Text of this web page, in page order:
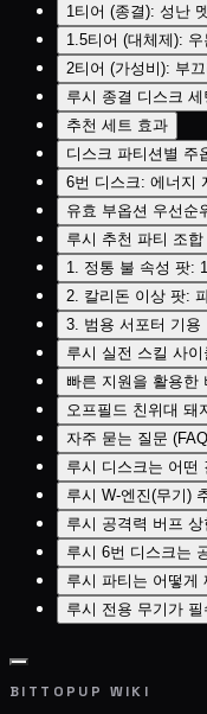
1티어 (종결): 성난
1.5티어 (대체제):
2티어 (가성비): 부
루시 종결 디스크 세
추천 세트 효과
디스크 파티션별 주
6번 디스크: 에너지
유효 부옵션 우선순
루시 추천 파티 조
1. 정통 불 속성 팟:
2. 칼리돈 이상 팟:
3. 범용 서포터 기용
루시 실전 스킬 사
빠른 지원을 활용한
오프필드 친위대 돼
자주 묻는 질문
루시 디스크는 어떤
루시 W-엔진(무기)
루시 공격력 버프 상
루시 6번 디스크는
루시 파티는 어떻게
루시 전용 무기가
BITTOPUP WIKI